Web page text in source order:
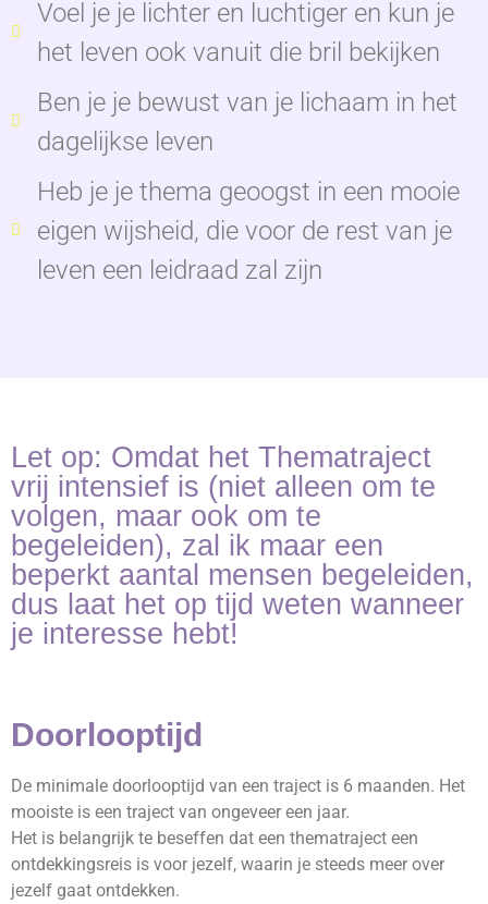
Voel je je lichter en luchtiger en kun je
het leven ook vanuit die bril bekijken
Ben je je bewust van je lichaam in het
dagelijkse leven
Heb je je thema geoogst in een mooie
eigen wijsheid, die voor de rest van je
leven een leidraad zal zijn
Let op: Omdat het Thematraject
vrij intensief is (niet alleen om te
volgen, maar ook om te
begeleiden), zal ik maar een
beperkt aantal mensen begeleiden,
dus laat het op tijd weten wanneer
je interesse hebt!
Doorlooptijd
De minimale doorlooptijd van een traject is 6 maanden. Het
mooiste is een traject van ongeveer een jaar.
Het is belangrijk te beseffen dat een thematraject een
ontdekkingsreis is voor jezelf, waarin je steeds meer over
jezelf gaat ontdekken.